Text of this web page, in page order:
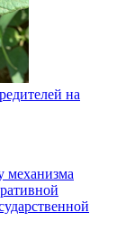
на
механизма